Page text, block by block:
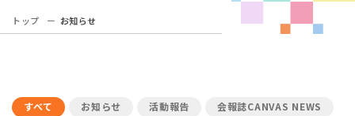
トップ お知らせ
すべて お知らせ 活動報告 会報誌CANVAS NEWS